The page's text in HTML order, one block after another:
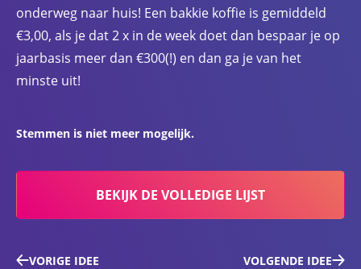
onderweg naar huis! Een bakkie koffie is gemiddeld
€3,00, als je dat 2 x in de week doet dan bespaar je op
jaarbasis meer dan €300(!) en dan ga je van het
minste uit!
Stemmen is niet meer mogelijk.
BEKIJK DE VOLLEDIGE LIJST
VORIGE IDEE VOLGENDE IDEE